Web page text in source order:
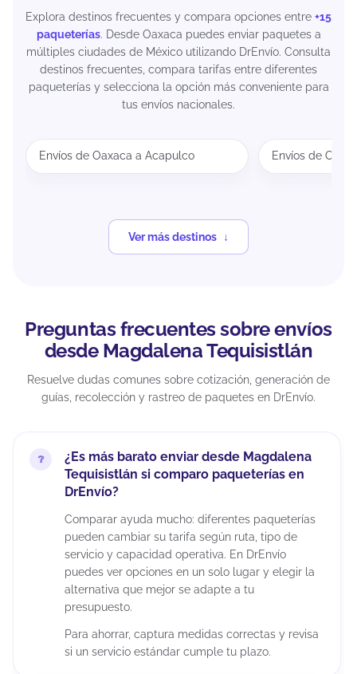
Explora destinos frecuentes y compara opciones entre +15
paqueterías. Desde Oaxaca puedes enviar paquetes a
múltiples ciudades de México utilizando DrEnvío. Consulta
destinos frecuentes, compara tarifas entre diferentes
paqueterías y selecciona la opción más conveniente para
tus envíos nacionales.
Envíos de Oaxaca a Acapulco Envíos de
Ver más destinos
Preguntas frecuentes sobre envíos
desde Magdalena Tequisistlán
Resuelve dudas comunes sobre cotización, generación de
guías, recolección y rastreo de paquetes en DrEnvío.
¿Es más barato enviar desde Magdalena
Tequisistlán si comparo paqueterías en
DrEnvío?
Comparar ayuda mucho: diferentes paqueterías
pueden cambiar su tarifa según ruta, tipo de
servicio y capacidad operativa. En DrEnvío
puedes ver opciones en un solo lugar y elegir la
alternativa que mejor se adapte a tu
presupuesto.
Para ahorrar, captura medidas correctas y revisa
si un servicio estándar cumple tu plazo.